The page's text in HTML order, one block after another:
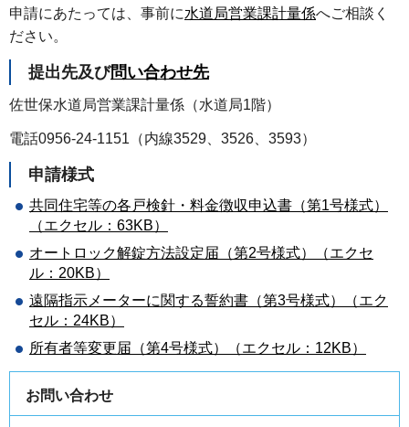
申請にあたっては、事前に水道局営業課計量係へご相談く
ださい。
提出先及び問い合わせ先
佐世保水道局営業課計量係（水道局1階）
電話0956-24-1151（内線3529、3526、3593）
申請様式
共同住宅等の各戸検針・料金徴収申込書（第1号様式）
（エクセル：63KB）
オートロック解錠方法設定届（第2号様式）（エクセ
ル：20KB）
遠隔指示メーターに関する誓約書（第3号様式）（エク
セル：24KB）
所有者等変更届（第4号様式）（エクセル：12KB）
お問い合わせ